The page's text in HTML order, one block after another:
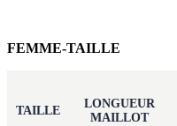
FEMME-TAILLE
TAILLE
LONGUEUR
MAILLOT